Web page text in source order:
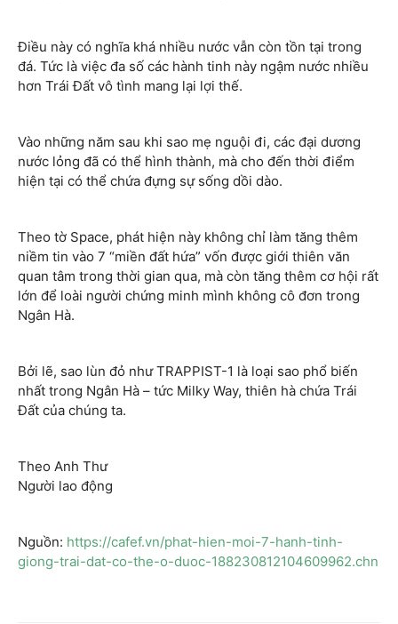
Điều này có nghĩa khá nhiều nước vẫn còn tồn tại trong
đá. Tức là việc đa số các hành tinh này ngậm nước nhiều
hơn Trái Đất vô tình mang lại lợi thế.
Vào những năm sau khi sao mẹ nguội đi, các đại dương
nước lỏng đã có thể hình thành, mà cho đến thời điểm
hiện tại có thể chứa đựng sự sống dồi dào.
Theo tờ Space, phát hiện này không chỉ làm tăng thêm
niềm tin vào 7 “miền đất hứa” vốn được giới thiên văn
quan tâm trong thời gian qua, mà còn tăng thêm cơ hội rất
lớn để loài người chứng minh mình không cô đơn trong
Ngân Hà.
Bởi lẽ, sao lùn đỏ như TRAPPIST-1 là loại sao phổ biến
nhất trong Ngân Hà – tức Milky Way, thiên hà chứa Trái
Đất của chúng ta.
Theo Anh Thư
Người lao động
Nguồn: https://cafef.vn/phat-hien-moi-7-hanh-tinh-
giong-trai-dat-co-the-o-duoc-188230812104609962.chn